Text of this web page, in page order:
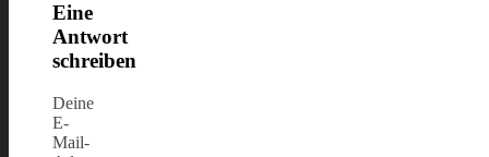
Eine
Antwort
schreiben
Deine
E-
Mail-